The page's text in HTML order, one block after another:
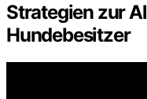
Strategien zur
Hundebesitzer